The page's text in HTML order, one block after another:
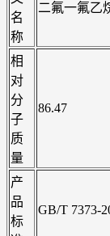
名
称
二氟一氟乙
相
对
分
子
质
量
86.47
产
品
标
GB/T 7373-